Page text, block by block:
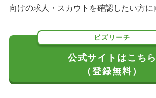
向けの求人・スカウトを確認したい方に
ビズリーチ
公式サイトはこちら
（登録無料）